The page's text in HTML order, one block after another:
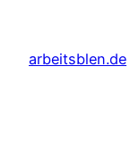
springen
arbeitsblen.de